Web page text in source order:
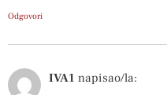
Odgovori
IVA1 napisao/la: